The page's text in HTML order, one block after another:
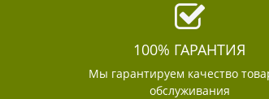
100% ГАРАНТИЯ
Мы гарантируем качество
обслуживания